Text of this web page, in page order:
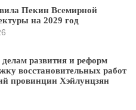
Пекин Всемирной
на 2029 год
развития и реформ
восстановительных работ
провинции Хэйлунцзян